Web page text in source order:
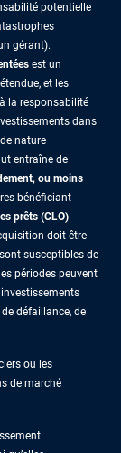
potentielle
gérant).
est un
et les
la responsabilité
dans
nature
entraîne de
ou moins
bénéficiant
prêts (CLO)
doit être
susceptibles de
périodes peuvent
défaillance, de
ou les
de marché